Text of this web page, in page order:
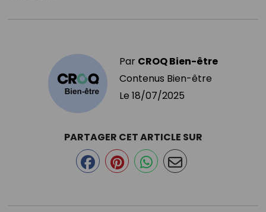
Par CROQ Bien-être
Contenus Bien-être
Le 18/07/2025
PARTAGER CET ARTICLE SUR